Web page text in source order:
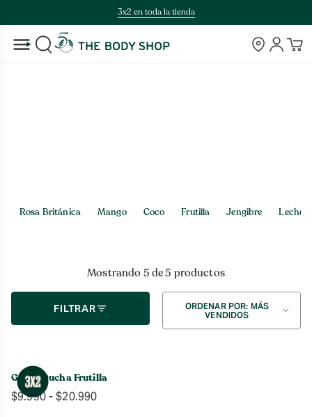
3x2 en toda la tienda
BUSCAR Tiendas
Cuenta
Rosa Británica Mango Coco Frutilla Jengibre Leche
Mostrando 5 de 5 productos
FILTRAR
Ordenar
por
ORDENAR POR: MÁS
VENDIDOS
Gel de Ducha Frutilla
$9.990- $20.990Rango